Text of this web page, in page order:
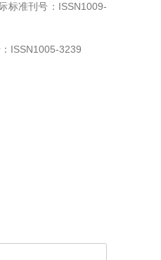
标准刊号：ISSN1009-
ISSN1005-3239